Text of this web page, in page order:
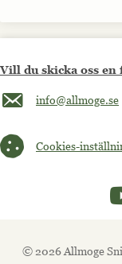
Vill du skicka oss en
Maila oss påinfo@allmoge.se
Cookies-inställningar
Cookies-
© 2026 Allmoge